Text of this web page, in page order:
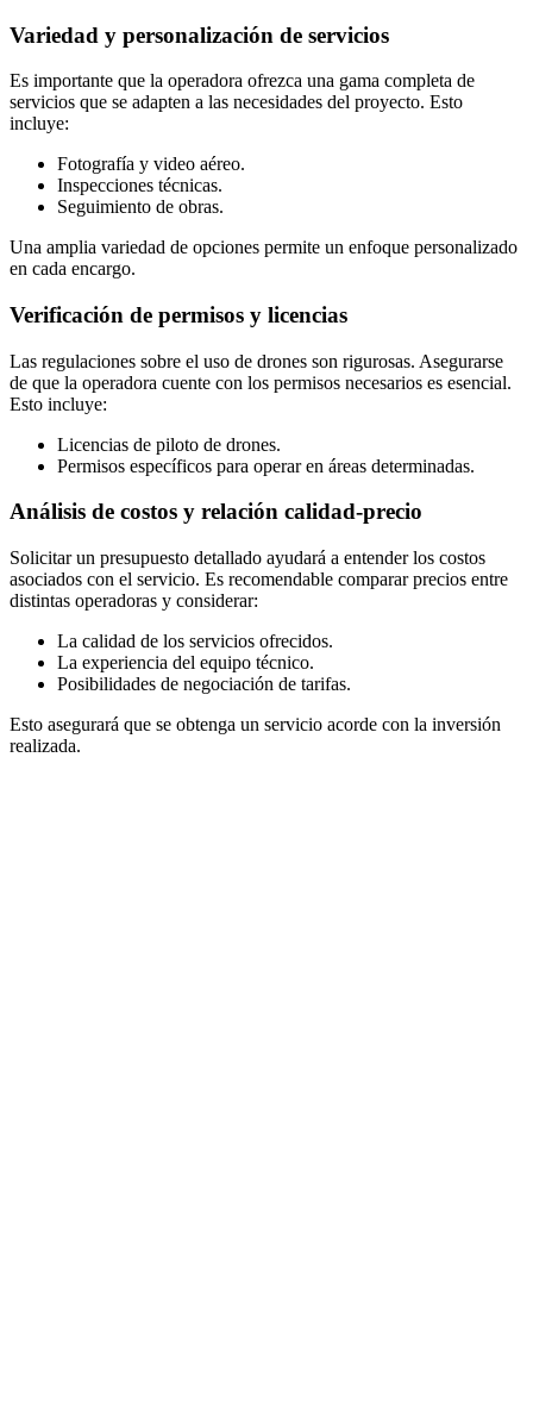
Variedad y personalización de servicios
Es importante que la operadora ofrezca una gama completa de
servicios que se adapten a las necesidades del proyecto. Esto
incluye:
Fotografía y video aéreo.
Inspecciones técnicas.
Seguimiento de obras.
Una amplia variedad de opciones permite un enfoque personalizado
en cada encargo.
Verificación de permisos y licencias
Las regulaciones sobre el uso de drones son rigurosas. Asegurarse
de que la operadora cuente con los permisos necesarios es esencial.
Esto incluye:
Licencias de piloto de drones.
Permisos específicos para operar en áreas determinadas.
Análisis de costos y relación calidad-precio
Solicitar un presupuesto detallado ayudará a entender los costos
asociados con el servicio. Es recomendable comparar precios entre
distintas operadoras y considerar:
La calidad de los servicios ofrecidos.
La experiencia del equipo técnico.
Posibilidades de negociación de tarifas.
Esto asegurará que se obtenga un servicio acorde con la inversión
realizada.